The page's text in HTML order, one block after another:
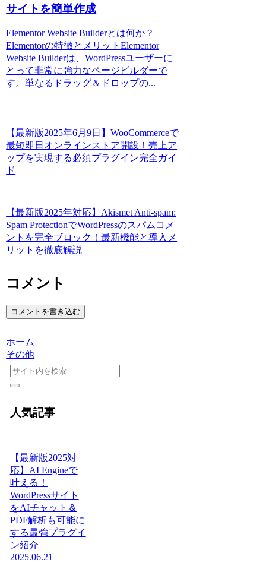
サイトを簡単作成
Elementor Website Builderとは何か？
Elementorの特徴とメリットElementor
Website Builderは、WordPressユーザーに
とって非常に強力なページビルダーで
す。単なるドラッグ＆ドロップの...
【最新版2025年6月9日】WooCommerceで
最短即日オンラインストア開設！売上ア
ップを実現する必須プラグイン完全ガイ
ド
【最新版2025年対応】Akismet Anti-spam:
Spam ProtectionでWordPressのスパムコメ
ントを完全ブロック！最新機能と導入メ
リットを徹底解説
コメント
コメントを書き込む
ホーム
その他
人気記事
【最新版2025対
応】AI Engineで
叶える！
WordPressサイト
をAIチャット＆
PDF解析も可能に
する最強プラグイ
ン紹介
2025.06.21